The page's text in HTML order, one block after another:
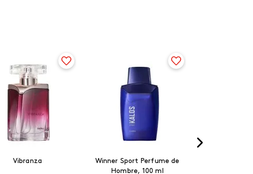
Vibranza
Winner Sport Perfume de
Hombre, 100 ml